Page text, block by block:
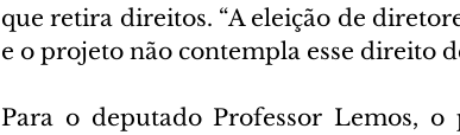
que retira direitos. “A eleição de
e o projeto não contempla esse direito
Para o deputado Professor Lemos,